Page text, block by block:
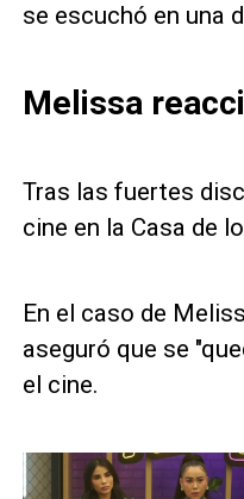
se escuchó en una
Melissa
Tras las fuertes
cine en la Casa de
En el caso de
aseguró que se
el cine.